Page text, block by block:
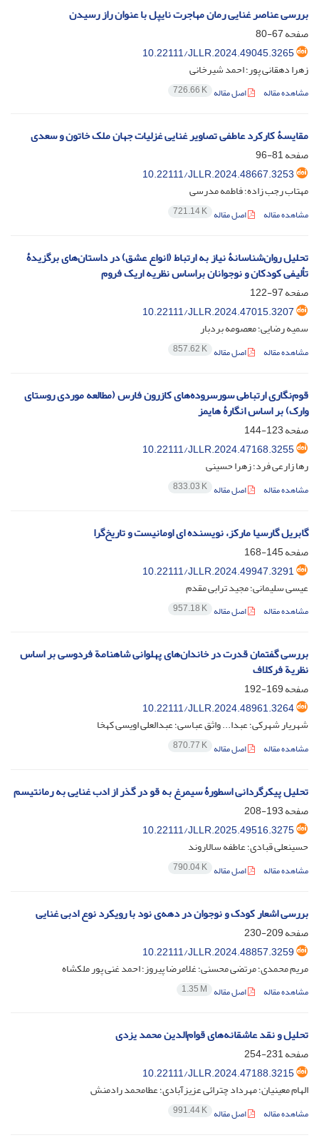
بررسی عناصر غنایی رمان مهاجرت نایپل با عنوان راز رسیدن
صفحه67-80
10.22111/JLLR.2024.49045.3265
زهرا دهقانی پور؛ احمد شیرخانی
مشاهده مقاله اصل مقاله 726.66 K
مقایسۀ کارکرد عاطفی تصاویر غنایی غزلیات جهان ملک خاتون و سعدی
صفحه81-96
10.22111/JLLR.2024.48667.3253
مهتاب رجب زاده؛ فاطمه مدرسی
مشاهده مقاله اصل مقاله 721.14 K
تحلیل روان‌شناسانۀ نیاز به ارتباط (انواع عشق) در داستان‌های برگزیدۀ
تألیفی کودکان و نوجوانان براساس نظریه اریک فروم
صفحه97-122
10.22111/JLLR.2024.47015.3207
سمیه رضایی؛ معصومه بردبار
مشاهده مقاله اصل مقاله 857.62 K
قوم‌نگاری ارتباطی سورسروده‌‌های کازرون فارس (مطالعه موردی روستای
وارک) بر اساس انگارۀ هایمز
صفحه123-144
10.22111/JLLR.2024.47168.3255
رها زارعی فرد؛ زهرا حسینی
مشاهده مقاله اصل مقاله 833.03 K
گابریل گارسیا مارکز، نویسنده ای اومانیست و تاریخ‌گرا
صفحه145-168
10.22111/JLLR.2024.49947.3291
عیسی سلیمانی؛ مجید ترابی مقدم
مشاهده مقاله اصل مقاله 957.18 K
بررسی گفتمان قدرت در خاندان‌های پهلوانی شاهنامة فردوسی بر اساس
نظریة فرکلاف
صفحه169-192
10.22111/JLLR.2024.48961.3264
شهریار شهرکی؛ عبدا... واثق عباسی؛ عبدالعلی اویسی کهخا
مشاهده مقاله اصل مقاله 870.77 K
تحلیل پیکرگردانی اسطورۀ سیمرغ به قو در گذر از ادب غنایی به رمانتیسم
صفحه193-208
10.22111/JLLR.2025.49516.3275
حسینعلی قبادی؛ عاطفه سالاروند
مشاهده مقاله اصل مقاله 790.04 K
بررسی اشعار کودک و نوجوان در دهه‌ی نود با رویکرد نوع ادبی غنایی
صفحه209-230
10.22111/JLLR.2024.48857.3259
مریم محمدی؛ مرتضی محسنی؛ غلامرضا پیروز؛ احمد غنی پور ملکشاه
مشاهده مقاله اصل مقاله 1.35 M
تحلیل و نقد عاشقانه‌های قوام‌الدین محمد یزدی
صفحه231-254
10.22111/JLLR.2024.47188.3215
الهام معینیان؛ مهرداد چترائی عزیزآبادی؛ عطامحمد رادمنش
مشاهده مقاله اصل مقاله 991.44 K